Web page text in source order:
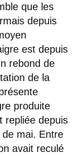
que les
depuis
est depuis
rebond de
de la
produite
repliée depuis
de mai. Entre
avait reculé